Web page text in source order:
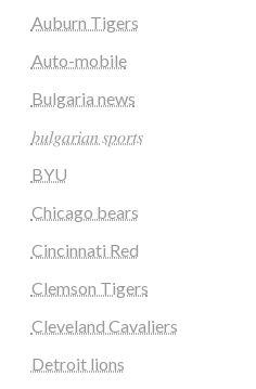
Auburn Tigers
Auto-mobile
Bulgaria news
𝑏𝑢𝑙𝑔𝑎𝑟𝑖𝑎𝑛 𝑠𝑝𝑜𝑟𝑡𝑠
BYU
Chicago bears
Cincinnati Red
Clemson Tigers
Cleveland Cavaliers
Detroit lions